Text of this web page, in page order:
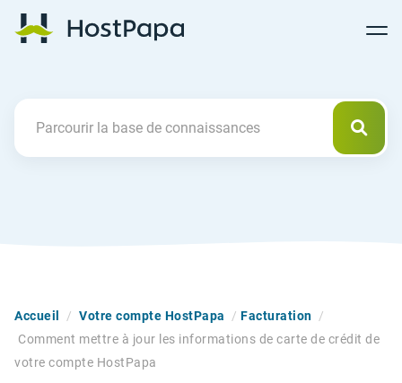
Search For
Accueil / Votre compte HostPapa / Facturation /
Comment mettre à jour les informations de carte de crédit de
votre compte HostPapa
us
us
us
us